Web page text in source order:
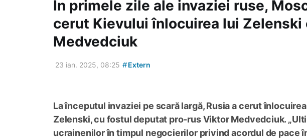
În primele zile ale invaziei ruse,
cerut Kievului înlocuirea lui Zelenski
Medvedciuk
23 ian. 2025, 08:25 #Extern
La începutul invaziei pe scară largă, Rusia a cerut
Zelenski, cu fostul deputat pro-rus Viktor Medvedciuk.
ucrainenilor în timpul negocierilor privind acordul de pace